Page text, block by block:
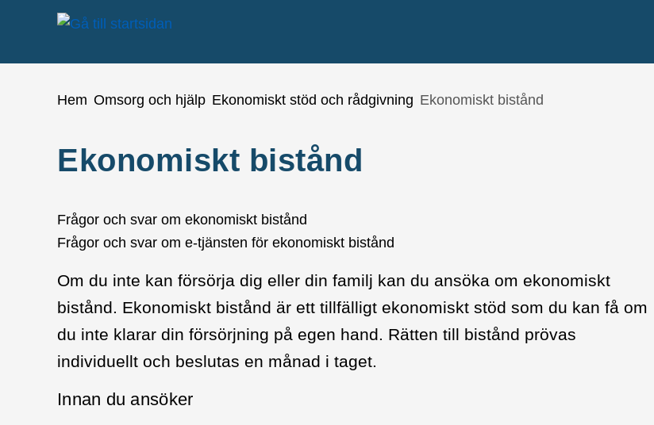
Gå till innehåll
till sidomeny
Du är här:
Hem Omsorg och hjälp Ekonomiskt stöd och rådgivning Ekonomiskt bistånd
Ekonomiskt bistånd
Frågor och svar om ekonomiskt bistånd
Frågor och svar om e-tjänsten för ekonomiskt bistånd
Om du inte kan försörja dig eller din familj kan du ansöka om ekonomiskt
bistånd. Ekonomiskt bistånd är ett tillfälligt ekonomiskt stöd som du kan få om
du inte klarar din försörjning på egen hand. Rätten till bistånd prövas
individuellt och beslutas en månad i taget.
Innan du ansöker